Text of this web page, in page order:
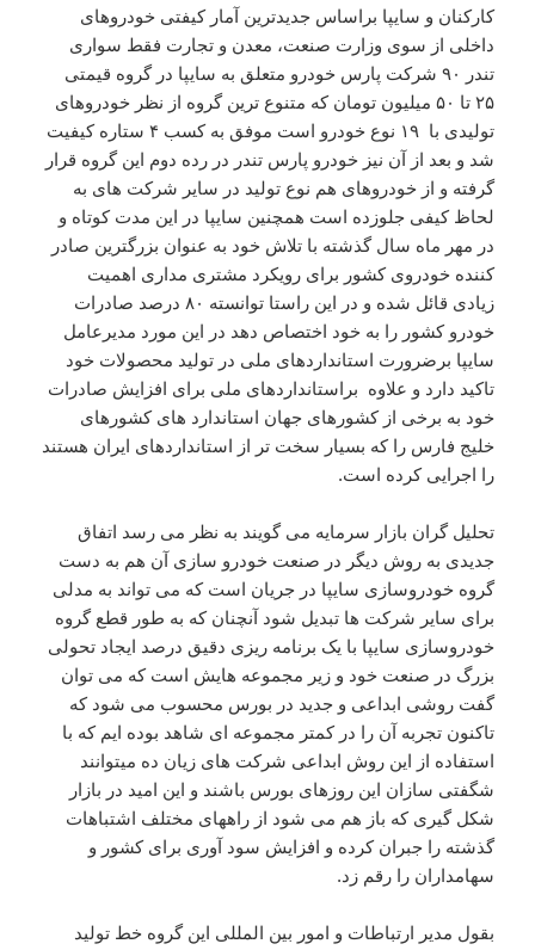
کارکنان و سایپا براساس جدیدترین آمار کیفتی خودروهای
داخلی از سوی وزارت صنعت، معدن و تجارت فقط سواری
تندر ۹۰ شرکت پارس خودرو متعلق به سایپا در گروه قیمتی
۲۵ تا ۵۰ میلیون تومان که متنوع ترین گروه از نظر خودروهای
تولیدی با ۱۹ نوع خودرو است موفق به کسب ۴ ستاره کیفیت
شد و بعد از آن نیز خودرو پارس تندر در رده دوم این گروه قرار
گرفته و از خودروهای هم نوع تولید در سایر شرکت های به
لحاظ کیفی جلوزده است همچنین سایپا در این مدت کوتاه و
در مهر ماه سال گذشته با تلاش خود به عنوان بزرگترین صادر
کننده خودروی کشور برای رویکرد مشتری مداری اهمیت
زیادی قائل شده و در این راستا توانسته ۸۰ درصد صادرات
خودرو کشور را به خود اختصاص دهد در این مورد مدیرعامل
سایپا برضرورت استانداردهای ملی در تولید محصولات خود
تاکید دارد و علاوه براستانداردهای ملی برای افزایش صادرات
خود به برخی از کشورهای جهان استاندارد های کشورهای
خلیج فارس را که بسیار سخت تر از استانداردهای ایران هستند
را اجرایی کرده است.
تحلیل گران بازار سرمایه می گویند به نظر می رسد اتفاق
جدیدی به روش دیگر در صنعت خودرو سازی آن هم به دست
گروه خودروسازی سایپا در جریان است که می تواند به مدلی
برای سایر شرکت ها تبدیل شود آنچنان که به طور قطع گروه
خودروسازی سایپا با یک برنامه ریزی دقیق درصد ایجاد تحولی
بزرگ در صنعت خود و زیر مجموعه هایش است که می توان
گفت روشی ابداعی و جدید در بورس محسوب می شود که
تاکنون تجربه آن را در کمتر مجموعه ای شاهد بوده ایم که با
استفاده از این روش ابداعی شرکت های زیان ده میتوانند
شگفتی سازان این روزهای بورس باشند و این امید در بازار
شکل گیری که باز هم می شود از راههای مختلف اشتباهات
گذشته را جبران کرده و افزایش سود آوری برای کشور و
سهامداران را رقم زد.
بقول مدیر ارتباطات و امور بین المللی این گروه خط تولید